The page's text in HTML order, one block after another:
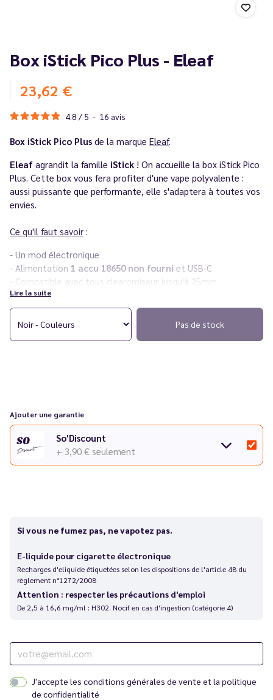
Box iStick Pico Plus - Eleaf
23,62 €
4.8 / 5 - 16 avis
Box iStick Pico Plus de la marque Eleaf.
Eleaf agrandit la famille iStick ! On accueille la box iStick Pico
Plus. Cette box vous fera profiter d'une vape polyvalente :
aussi puissante que performante, elle s'adaptera à toutes vos
envies.
Ce qu'il faut savoir :
- Un mod électronique
- Alimentation 1 accu 18650 non fourni et USB-C
- Compatible avec tous clearomiseur jusqu'à 25mm
- Rechargement rapide USB-C
-Écran OLED monochrome
Conseils:
Découvrez toute la série
Lire la suite
Pas de stock
Ajouter une garantie
So'Discount
+ 3,90 € seulement
Si vous ne fumez pas, ne vapotez pas.
E-liquide pour cigarette électronique
Recharges d'eliquide étiquetées selon les dispositions de l'article 48 du
règlement n°1272/2008
Attention : respecter les précautions d'emploi
De 2,5 à 16,6 mg/ml : H302. Nocif en cas d'ingestion (catégorie 4)
J'accepte les conditions générales de vente et la politique
de confidentialité